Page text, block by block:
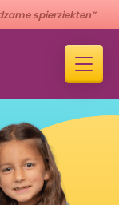
spierziekten”